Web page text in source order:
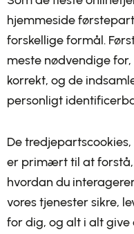
hjemmeside
forskellige formål.
meste nødvendige
korrekt, og de
personligt
De
er primært til at
hvordan du
vores tjenester sikre,
for dig, og alt i alt